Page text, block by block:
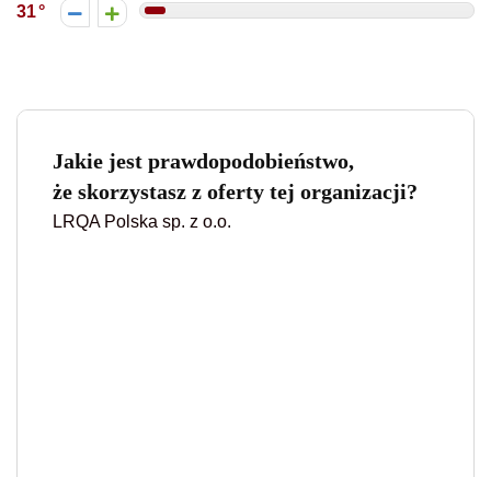
31
Jakie jest prawdopodobieństwo,
że skorzystasz z oferty tej organizacji?
LRQA Polska sp. z o.o.